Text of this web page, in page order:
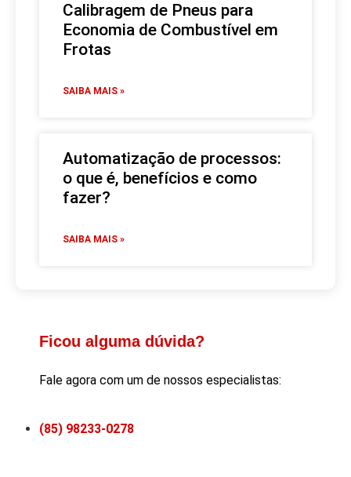
Calibragem de Pneus para
Economia de Combustível em
Frotas
SAIBA MAIS »
Automatização de processos:
o que é, benefícios e como
fazer?
SAIBA MAIS »
Ficou alguma dúvida?
Fale agora com um de nossos especialistas:
(85) 98233-0278